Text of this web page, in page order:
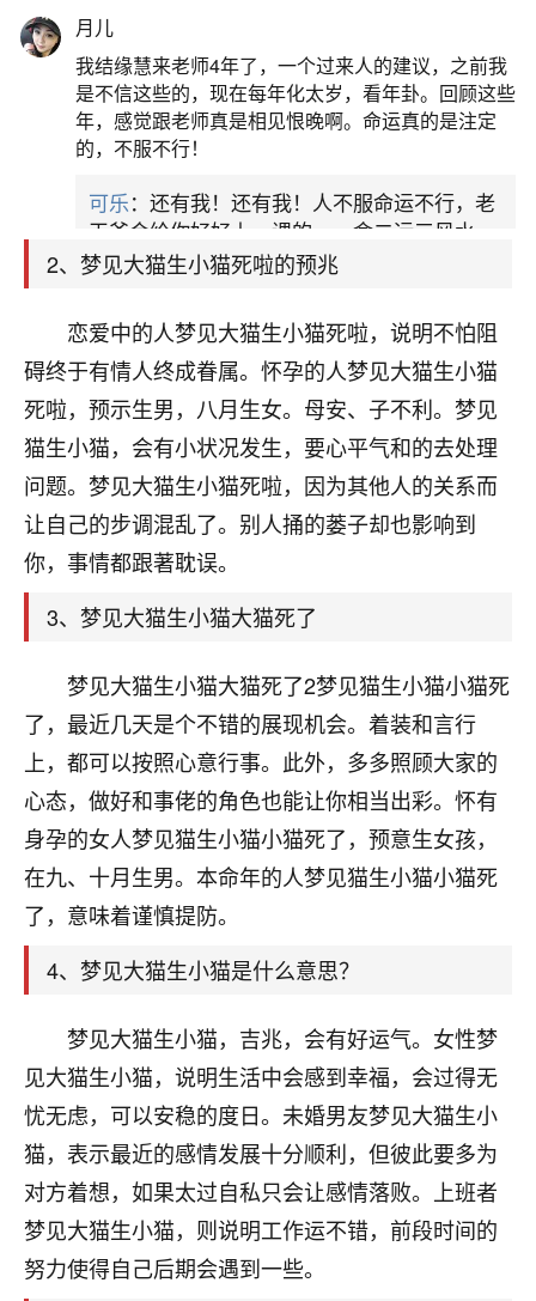
关心的人或事物。大猫生小猫可能表示你对某个人
或事物的期待和希望，而大猫死亡可能代表你对某
种失望或失去的感受。3.个人经历解释：大猫和小
猫可能与你的个人经历相关。大猫生小猫可能表示
你在现实生活中经历了某种增长或变化，而大猫死
亡可能代表你在某个方面经历了某种结束或失去。
2、梦见大猫生小猫死啦的预兆
恋爱中的人梦见大猫生小猫死啦，说明不怕阻
碍终于有情人终成眷属。怀孕的人梦见大猫生小猫
死啦，预示生男，八月生女。母安、子不利。梦见
猫生小猫，会有小状况发生，要心平气和的去处理
问题。梦见大猫生小猫死啦，因为其他人的关系而
让自己的步调混乱了。别人捅的蒌子却也影响到
你，事情都跟著耽误。
3、梦见大猫生小猫大猫死了
梦见大猫生小猫大猫死了2梦见猫生小猫小猫死
了，最近几天是个不错的展现机会。着装和言行
上，都可以按照心意行事。此外，多多照顾大家的
心态，做好和事佬的角色也能让你相当出彩。怀有
身孕的女人梦见猫生小猫小猫死了，预意生女孩，
在九、十月生男。本命年的人梦见猫生小猫小猫死
了，意味着谨慎提防。
4、梦见大猫生小猫是什么意思？
梦见大猫生小猫，吉兆，会有好运气。女性梦
见大猫生小猫，说明生活中会感到幸福，会过得无
忧无虑，可以安稳的度日。未婚男友梦见大猫生小
猫，表示最近的感情发展十分顺利，但彼此要多为
对方着想，如果太过自私只会让感情落败。上班者
梦见大猫生小猫，则说明工作运不错，前段时间的
努力使得自己后期会遇到一些。
月儿
我结缘慧来老师4年了，一个过来人的建议，之前我
是不信这些的，现在每年化太岁，看年卦。回顾这些
年，感觉跟老师真是相见恨晚啊。命运真的是注定
的，不服不行！
可乐：还有我！还有我！人不服命运不行，老
天爷会给你好好上一课的。一命二运三风水，
哪样不服都不行！
卦，认识老师3年了，都是缘分啊！
17分钟前 来自湖北 19
心若莲花
我是做餐饮的，这两年，生意屡屡受挫，店开一家关
一家，要么生意不好，生意好的就出事。前些年攒的
家底快败光了，真是倒霉！我也想找人看看到底怎么
回事？
啊！
是我从找店开始都是找慧来老师跟进的，选
址、风水、还有开业日子，哪哪都看了，虽然
大环境不好，但是我家生意还可以，前几天又
刚找老师做了补财库，希望财运更好一点！
2小时前 来自海南 18
梦醒时分
我女儿高二叛逆，大半年不上学，一说她就要死要活
师，一开始我是病急乱投医，这半年来，法事一个个
大学，只要能安安稳稳的把书读了，身体心理都健健
康康的我就很知足了！
鹿森：可怜天下父母心啊！
3小时前 来自河北 16
付深
我是公司人事调整，有升迁机会，但同时竞争的我们
三个，找老师的时候是抱着侥幸心理，没想到老师看